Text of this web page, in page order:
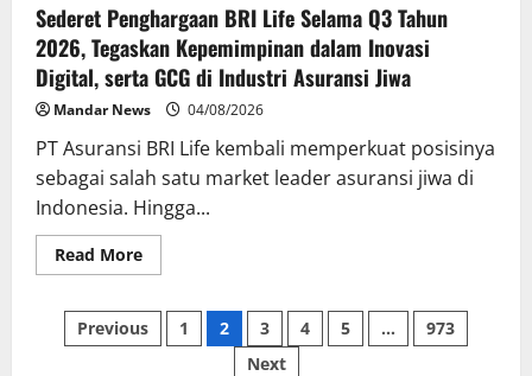
Sederet Penghargaan BRI Life Selama Q3 Tahun
2026, Tegaskan Kepemimpinan dalam Inovasi
Digital, serta GCG di Industri Asuransi Jiwa
Mandar News 04/08/2026
PT Asuransi BRI Life kembali memperkuat posisinya
sebagai salah satu market leader asuransi jiwa di
Indonesia. Hingga...
Read MoreRead
more
Penghargaan
BRI
Life
Posts
Previous 1 2 3 4 5 …
973
Next